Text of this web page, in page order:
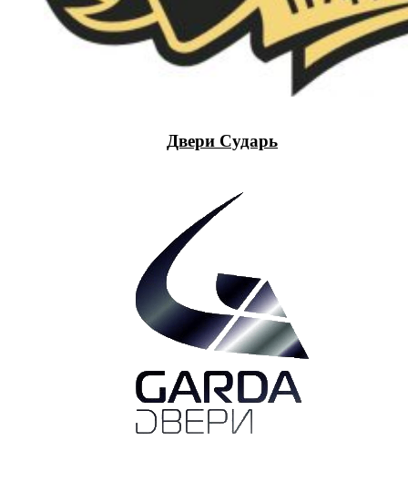
Двери Сударь